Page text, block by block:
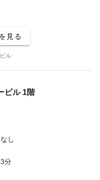
見る
ル
ビル 1階
なし
分